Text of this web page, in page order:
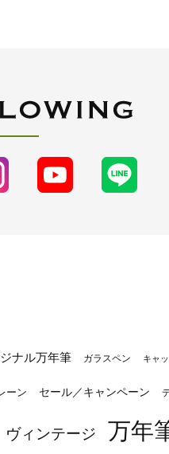
ナル万年筆 ガラスペン キャ
ーン セール／キャンペーン
ヴィンテージ 万年